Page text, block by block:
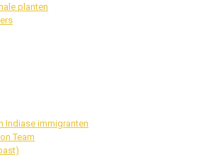
planten
Indiase immigranten
Team